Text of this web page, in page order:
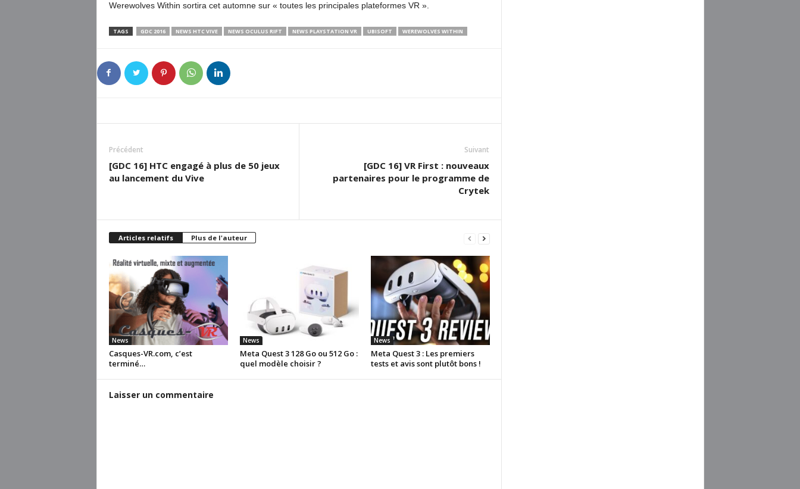
Werewolves Within sortira cet automne sur « toutes les principales plateformes VR ».
TAGS GDC 2016 NEWS HTC VIVE NEWS OCULUS RIFT NEWS PLAYSTATION VR UBISOFT WEREWOLVES WITHIN
Précédent
[GDC 16] HTC engagé à plus de 50 jeux
au lancement du Vive
Suivant
[GDC 16] VR First : nouveaux
partenaires pour le programme de
Crytek
Articles relatifs Plus de l'auteur
News
Casques-VR.com, c’est
terminé…
News
Meta Quest 3 128 Go ou 512 Go :
quel modèle choisir ?
News
Meta Quest 3 : Les premiers
tests et avis sont plutôt bons !
Laisser un commentaire